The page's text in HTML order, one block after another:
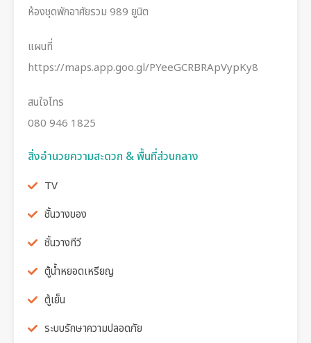
ห้องชุดพักอาศัยรวม 989 ยูนิต
แผนที่
https://maps.app.goo.gl/PYeeGCRBRApVypKy8
สนใจโทร
080 946 1825
สิ่งอำนวยความสะดวก & พื้นที่ส่วนกลาง
TV
ชั้นวางของ
ชั้นวางทีวี
ตู้น้ำหยอดเหรียญ
ตู้เย็น
ระบบรักษาความปลอดภัย